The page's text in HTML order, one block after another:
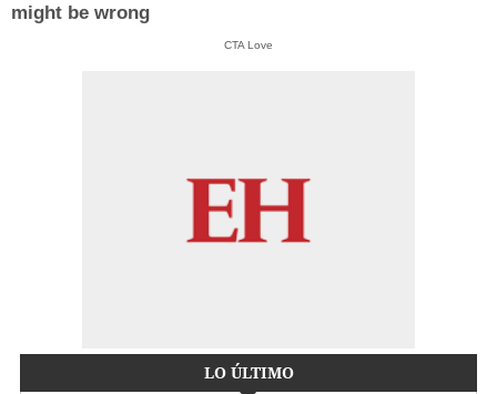
might be wrong
CTA Love
LO ÚLTIMO